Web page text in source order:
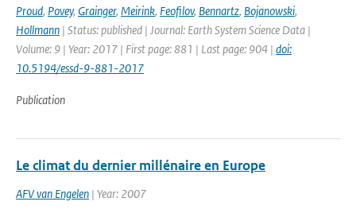
Proud, Povey, Grainger, Meirink, Feofilov, Bennartz, Bojanowski,
Hollmann | Status: published | Journal: Earth System Science Data |
Volume: 9 | Year: 2017 | First page: 881 | Last page: 904 | doi:
10.5194/essd-9-881-2017
Publication
Le climat du dernier millénaire en Europe
AFV van Engelen | Year: 2007